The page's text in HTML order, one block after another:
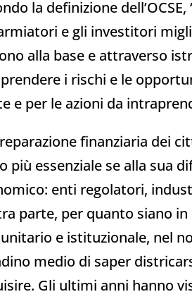
la definizione
e gli investitori
alla base e attraverso
i rischi e le
e per le azioni da
finanziaria dei
più essenziale se alla sua
enti regolatori,
parte, per quanto siano
e istituzionale, nel
medio di saper
Gli ultimi anni hanno